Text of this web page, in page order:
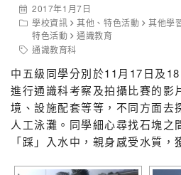
2017年1月7日
學校資訊
其他 、特色活動 其他學
特色活動
通識教育
通識教育科
中五級同學分別於11月17日及
進行通識科考察及拍攝比賽的影
境、設施配套等等，不同方面去
人工泳灘。同學細心尋找石塊之
「踩」入水中，親身感受水質，